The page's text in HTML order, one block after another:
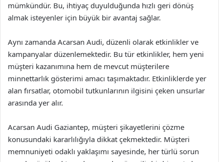
mümkündür. Bu, ihtiyaç duyulduğunda hızlı geri dönüş
almak isteyenler için büyük bir avantaj sağlar.
Aynı zamanda Acarsan Audi, düzenli olarak etkinlikler ve
kampanyalar düzenlemektedir. Bu tür etkinlikler, hem yeni
müşteri kazanımına hem de mevcut müşterilere
minnettarlık gösterimi amacı taşımaktadır. Etkinliklerde yer
alan fırsatlar, otomobil tutkunlarının ilgisini çeken unsurlar
arasında yer alır.
Acarsan Audi Gaziantep, müşteri şikayetlerini çözme
konusundaki kararlılığıyla dikkat çekmektedir. Müşteri
memnuniyeti odaklı yaklaşımı sayesinde, her türlü sorun